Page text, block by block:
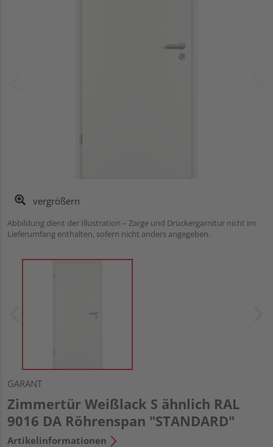
vergrößern
Abbildung dient der Illustration – Zarge und Drückergarnitur nicht im
Lieferumfang enthalten, sofern nicht anders angegeben.
GARANT
Zimmertür Weißlack S ähnlich RAL
9016 DA Röhrenspan "STANDARD"
Artikelinformationen